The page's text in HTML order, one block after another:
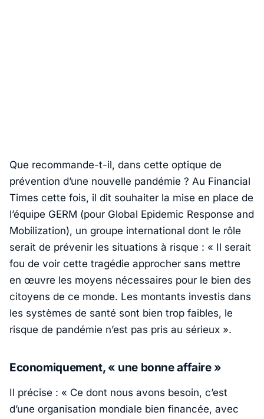
Que recommande-t-il, dans cette optique de
prévention d’une nouvelle pandémie ? Au Financial
Times cette fois, il dit souhaiter la mise en place de
l’équipe GERM (pour Global Epidemic Response and
Mobilization), un groupe international dont le rôle
serait de prévenir les situations à risque : « Il serait
fou de voir cette tragédie approcher sans mettre
en œuvre les moyens nécessaires pour le bien des
citoyens de ce monde. Les montants investis dans
les systèmes de santé sont bien trop faibles, le
risque de pandémie n’est pas pris au sérieux ».
Economiquement, « une bonne affaire »
Il précise : « Ce dont nous avons besoin, c’est
d’une organisation mondiale bien financée, avec